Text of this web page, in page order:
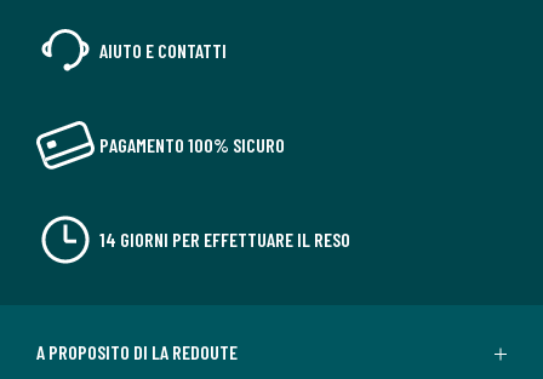
AIUTO E CONTATTI
PAGAMENTO 100% SICURO
14 GIORNI PER EFFETTUARE IL RESO
A PROPOSITO DI LA REDOUTE